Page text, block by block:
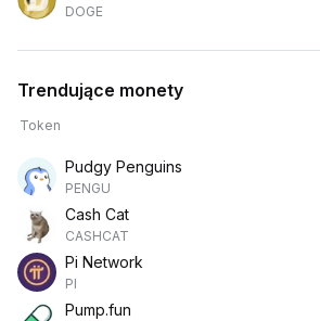
DOGE
Trendujące monety
Token
Pudgy Penguins
PENGU
Cash Cat
CASHCAT
Pi Network
PI
Pump.fun